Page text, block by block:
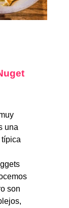
una
son